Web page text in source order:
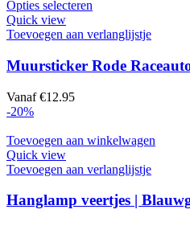
Opties selecteren
heeft
variaties.
Deze
worden
op
de
productpagina
Quick view
Toevoegen aan verlanglijstje
Muursticker Rode
Vanaf €12.95
-20%
Toevoegen aan winkelwagen
Quick view
Toevoegen aan verlanglijstje
Hanglamp veertjes |